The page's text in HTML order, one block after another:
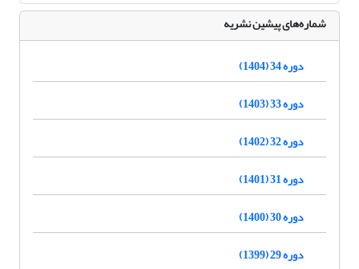
شماره‌های پیشین نشریه
دوره 34 (1404)
دوره 33 (1403)
دوره 32 (1402)
دوره 31 (1401)
دوره 30 (1400)
دوره 29 (1399)